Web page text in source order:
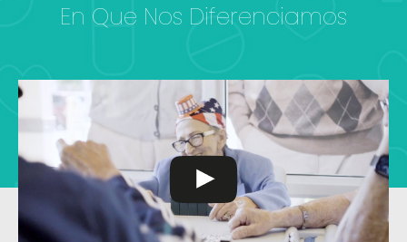
En Que Nos Diferenciamos